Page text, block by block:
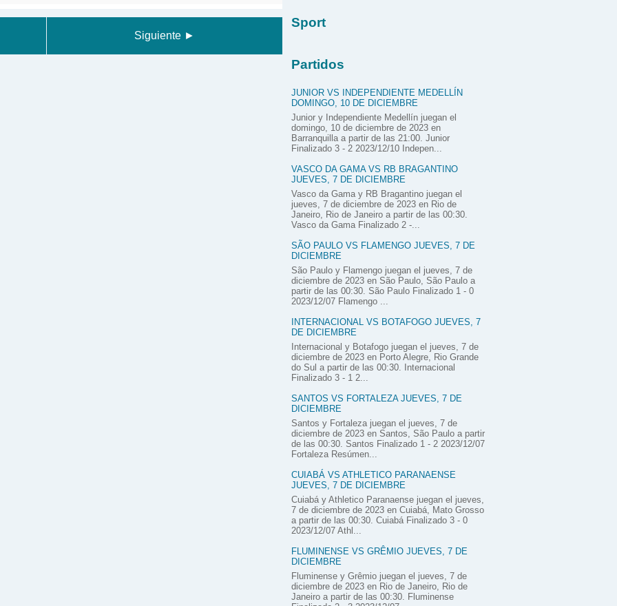
Siguiente ►
Sport
Partidos
JUNIOR VS INDEPENDIENTE MEDELLÍN
DOMINGO, 10 DE DICIEMBRE
Junior y Independiente Medellín juegan el
domingo, 10 de diciembre de 2023 en
Barranquilla a partir de las 21:00. Junior
Finalizado 3 - 2 2023/12/10 Indepen...
VASCO DA GAMA VS RB BRAGANTINO
JUEVES, 7 DE DICIEMBRE
Vasco da Gama y RB Bragantino juegan el
jueves, 7 de diciembre de 2023 en Rio de
Janeiro, Rio de Janeiro a partir de las 00:30.
Vasco da Gama Finalizado 2 -...
SÃO PAULO VS FLAMENGO JUEVES, 7 DE
DICIEMBRE
São Paulo y Flamengo juegan el jueves, 7 de
diciembre de 2023 en São Paulo, São Paulo a
partir de las 00:30. São Paulo Finalizado 1 - 0
2023/12/07 Flamengo ...
INTERNACIONAL VS BOTAFOGO JUEVES, 7
DE DICIEMBRE
Internacional y Botafogo juegan el jueves, 7 de
diciembre de 2023 en Porto Alegre, Rio Grande
do Sul a partir de las 00:30. Internacional
Finalizado 3 - 1 2...
SANTOS VS FORTALEZA JUEVES, 7 DE
DICIEMBRE
Santos y Fortaleza juegan el jueves, 7 de
diciembre de 2023 en Santos, São Paulo a partir
de las 00:30. Santos Finalizado 1 - 2 2023/12/07
Fortaleza Resúmen...
CUIABÁ VS ATHLETICO PARANAENSE
JUEVES, 7 DE DICIEMBRE
Cuiabá y Athletico Paranaense juegan el jueves,
7 de diciembre de 2023 en Cuiabá, Mato Grosso
a partir de las 00:30. Cuiabá Finalizado 3 - 0
2023/12/07 Athl...
FLUMINENSE VS GRÊMIO JUEVES, 7 DE
DICIEMBRE
Fluminense y Grêmio juegan el jueves, 7 de
diciembre de 2023 en Rio de Janeiro, Rio de
Janeiro a partir de las 00:30. Fluminense